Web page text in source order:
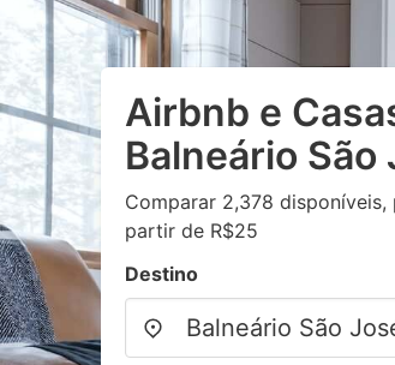
Airbnb e
Balneário São
Comparar 2,378
partir de R$25
Destino